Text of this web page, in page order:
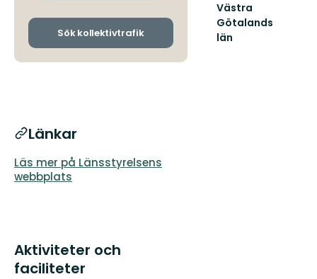
och
ankomsthållplatser
Sök kollektivtrafik
Länkar
Läs mer på Länsstyrelsens
webbplats
Aktiviteter och
faciliteter
Västra
Götalands
län